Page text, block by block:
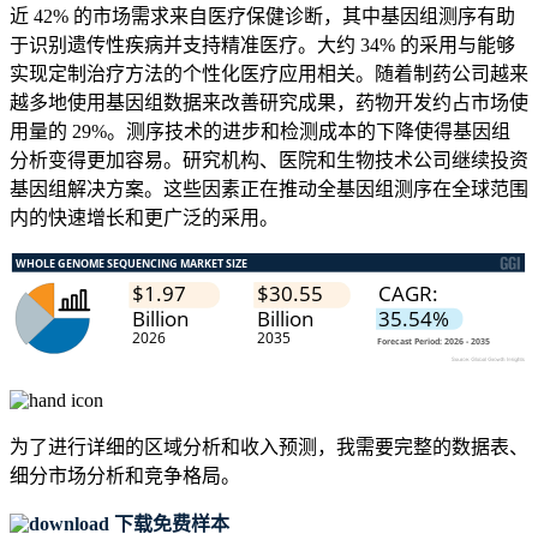
近 42% 的市场需求来自医疗保健诊断，其中基因组测序有助
于识别遗传性疾病并支持精准医疗。大约 34% 的采用与能够
实现定制治疗方法的个性化医疗应用相关。随着制药公司越来
越多地使用基因组数据来改善研究成果，药物开发约占市场使
用量的 29%。测序技术的进步和检测成本的下降使得基因组
分析变得更加容易。研究机构、医院和生物技术公司继续投资
基因组解决方案。这些因素正在推动全基因组测序在全球范围
内的快速增长和更广泛的采用。
为了进行详细的区域分析和收入预测，我需要完整的数据表、
细分市场分析和竞争格局。
下载免费样本